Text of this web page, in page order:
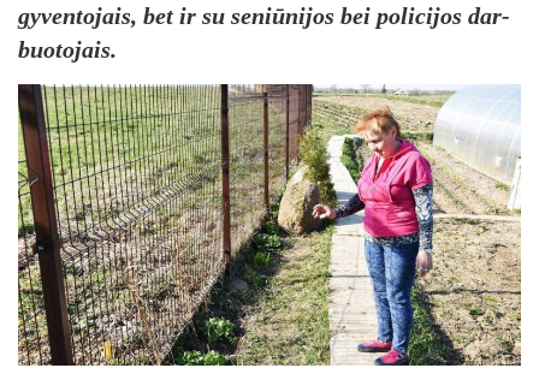
gy­ven­to­jais, bet ir su se­niū­ni­jos bei po­li­ci­jos dar­
buo­to­jais.